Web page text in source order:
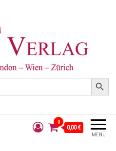
Search Button
MENÜ
0
0,00 €